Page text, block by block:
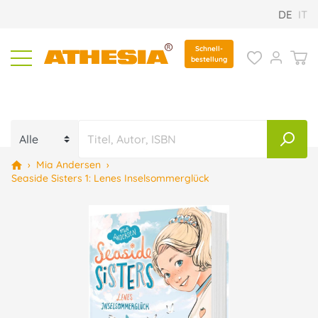
DE IT
Schnell-
bestellung
› Mia Andersen ›
Seaside Sisters 1: Lenes Inselsommerglück